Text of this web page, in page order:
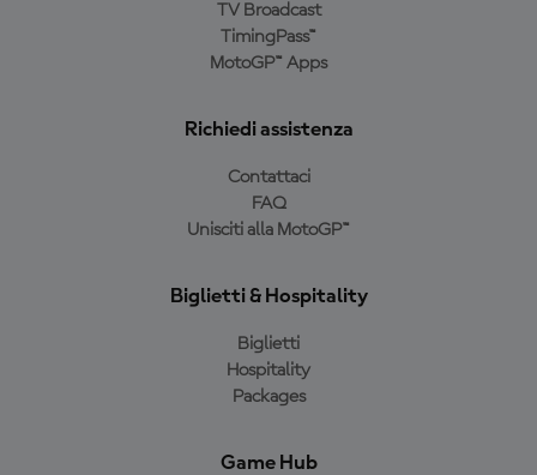
TV Broadcast
TimingPass™
MotoGP™ Apps
Richiedi assistenza
Contattaci
FAQ
Unisciti alla MotoGP™
Biglietti & Hospitality
Biglietti
Hospitality
Packages
Game Hub